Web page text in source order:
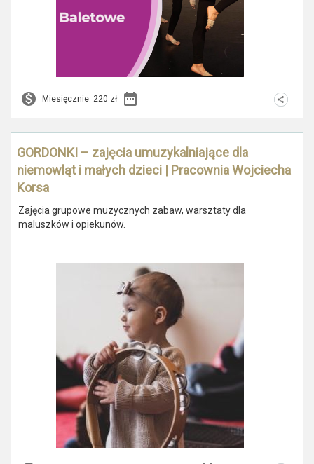
Miesięcznie: 220 zł
GORDONKI – zajęcia umuzykalniające dla
niemowląt i małych dzieci | Pracownia Wojciecha
Korsa
Zajęcia grupowe muzycznych zabaw, warsztaty dla
maluszków i opiekunów.